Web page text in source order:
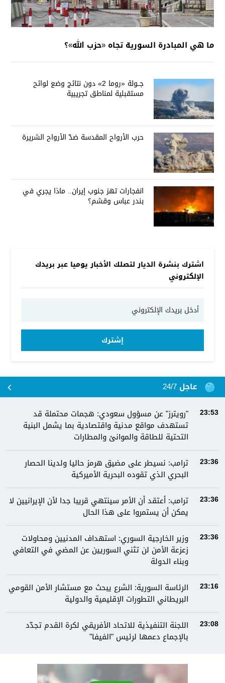
ما هي المبادرة السورية تجاه «حزب الله»؟
جــولة «روما 2» دون نتائج وضع لوائح
مستقبلية لمناطق تجريبية
حرب الأرواح المقدسة ضدّ الأرواح الشريرة
انفجارات تهز جنوب إيران.. ماذا يجري في
بندر عباس وقشم؟
اشترك بنشرة الديار لتصلك الأخبار يوميا عبر بريدك
الإلكتروني
إشترك
عاجل 24/7
23:53
"رويترز" عن مسؤول سعودي: هجمات محتملة قد
تستهدف مواقع مدنية واقتصادية بما يشمل البنية
التحتية للطاقة والموانئ والمطارات
23:36
ترامب: نسيطر على مضيق هرمز حاليا ولدينا الحصار
البحري الذي تقوده البحرية الأميركية
23:36
ترامب: أعتقد أن الأمر سينتهي قريبا جدا لأن الإيرانيين لا
يمكن أن يستمروا على هذا الحال
23:36
وزير الخارجية السوري: استهداف المدنيين ومحاولات
زعزعة الأمن لن تثني السوريين عن المضي في التعافي
وبناء الدولة
23:16
الرئاسة السورية: الشرع يبحث مع مستشار الأمن القومي
البريطاني التطورات الإقليمية والدولية
23:08
اللجنة التنفيذية للاتحاد الأفريقي لكرة القدم تجدّد
بالإجماع دعمها لرئيس "الفيفا"